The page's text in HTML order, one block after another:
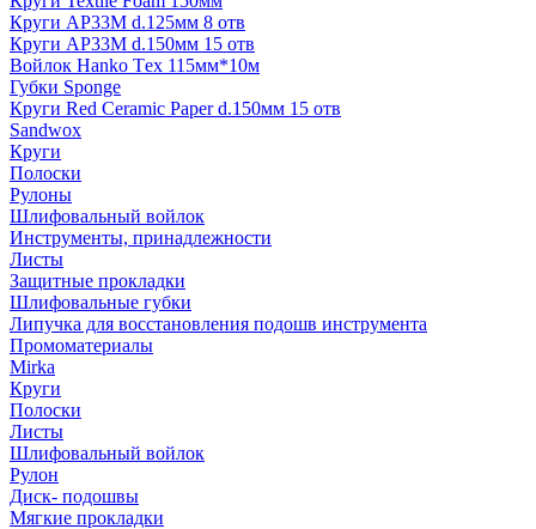
Круги AP33M d.125мм 8 отв
Круги AP33M d.150мм 15 отв
Войлок Hanko Tех 115мм*10м
Губки Sponge
Круги Red Ceramic Paper d.150мм 15 отв
Sandwox
Круги
Полоски
Рулоны
Шлифовальный войлок
Инструменты, принадлежности
Листы
Защитные прокладки
Шлифовальные губки
Липучка для восстановления подошв инструмента
Промоматериалы
Mirka
Круги
Полоски
Листы
Шлифовальный войлок
Рулон
Диск- подошвы
Мягкие прокладки